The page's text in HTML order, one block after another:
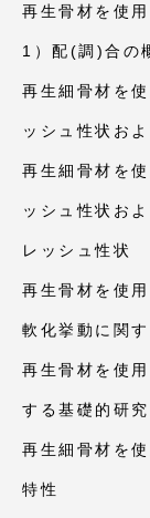
再生骨材を使
1）配(調)合の
再生細骨材を
ッシュ性状お
再生細骨材を
ッシュ性状お
レッシュ性状
再生骨材を使
軟化挙動に関
再生骨材を使
する基礎的研究
再生細骨材を
特性